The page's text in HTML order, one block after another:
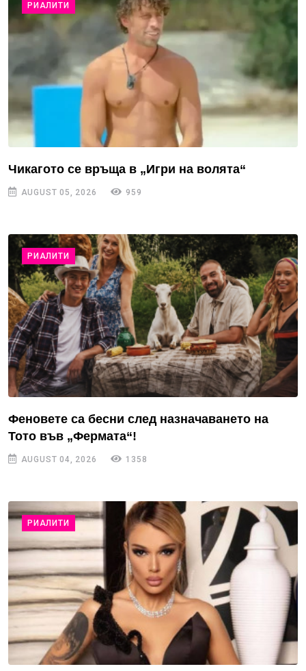
РИАЛИТИ
Чикагото се връща в „Игри на волята“
AUGUST 05, 2026 959
РИАЛИТИ
Феновете са бесни след назначаването на
Тото във „Фермата“!
AUGUST 04, 2026 1358
РИАЛИТИ